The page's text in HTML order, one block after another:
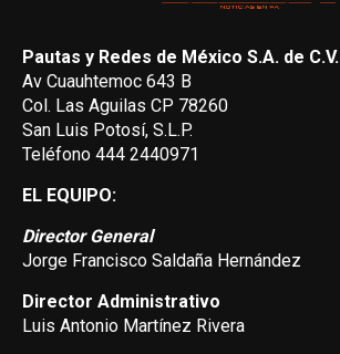
Pautas y Redes de México S.A. de C.V.
Av Cuauhtemoc 643 B
Col. Las Aguilas CP 78260
San Luis Potosí, S.L.P.
Teléfono 444 2440971
EL EQUIPO:
Director General
Jorge Francisco Saldaña Hernández
Director Administrativo
Luis Antonio Martínez Rivera